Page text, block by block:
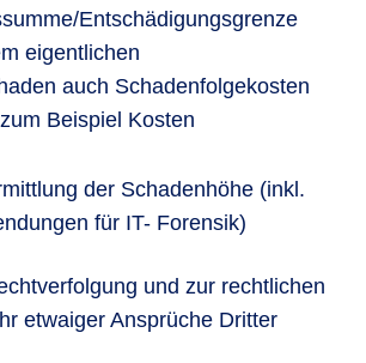
Entschädigungsgrenze
eigentlichen
auch Schadenfolgekosten
Beispiel Kosten
der Schadenhöhe (inkl.
für IT- Forensik)
und zur rechtlichen
etwaiger Ansprüche Dritter